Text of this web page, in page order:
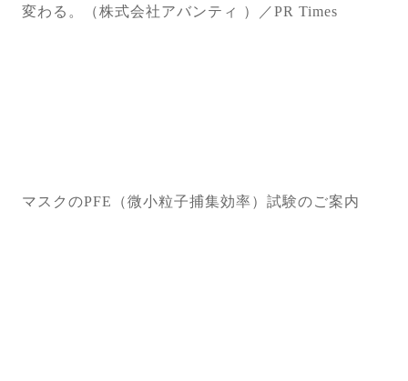
変わる。（株式会社アバンティ ）／PR Times
マスクのPFE（微小粒子捕集効率）試験のご案内